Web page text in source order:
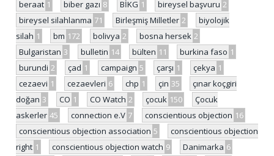
beraat 1 biber gazı 8 BİKG 1 bireysel başvuru 2
bireysel silahlanma 71 Birleşmiş Milletler 2
biyolojik
silah 1 bm 172 bolivya 2 bosna hersek 2
Bulgaristan 3 bulletin 14 bülten 11 burkina faso 1
burundi 2 çad 1 campaign 5 çarşı 1 çekya 1
cezaevi 1 cezaevleri 6 chp 1 çin 35
çınar koçgiri
doğan 3 CO 1 CO Watch 2 çocuk 150
Çocuk
askerler 45 connection e.V 7 conscientious objection 16
conscientious objection association 5
conscientious objection
right 1 conscientious objection watch 9 Danimarka 6